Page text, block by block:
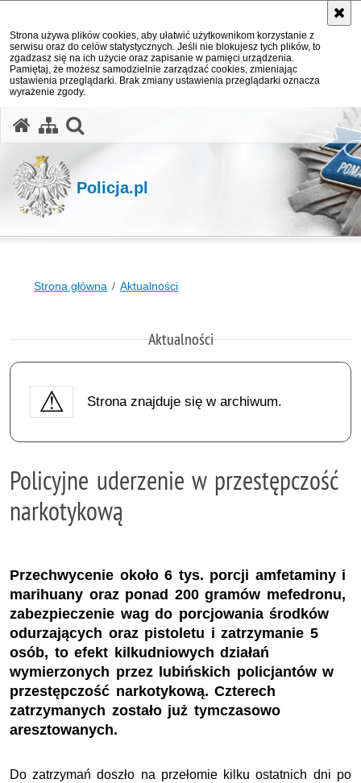
Strona używa plików cookies, aby ułatwić użytkownikom korzystanie z
serwisu oraz do celów statystycznych. Jeśli nie blokujesz tych plików, to
zgadzasz się na ich użycie oraz zapisanie w pamięci urządzenia.
Pamiętaj, że możesz samodzielnie zarządzać cookies, zmieniając
ustawienia przeglądarki. Brak zmiany ustawienia przeglądarki oznacza
wyrażenie zgody.
Policja.pl
Strona główna Aktualności
Aktualności
Strona znajduje się w archiwum.
Policyjne uderzenie w przestępczość
narkotykową
Przechwycenie około 6 tys. porcji amfetaminy i
marihuany oraz ponad 200 gramów mefedronu,
zabezpieczenie wag do porcjowania środków
odurzających oraz pistoletu i zatrzymanie 5
osób, to efekt kilkudniowych działań
wymierzonych przez lubińskich policjantów w
przestępczość narkotykową. Czterech
zatrzymanych zostało już tymczasowo
aresztowanych.
Do zatrzymań doszło na przełomie kilku ostatnich dni po